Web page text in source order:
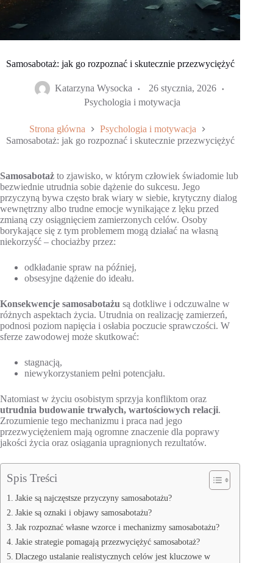
Samosabotaż: jak go rozpoznać i skutecznie przezwyciężyć
Katarzyna Wysocka
26 stycznia, 2026
Psychologia i motywacja
Strona główna
Psychologia i motywacja
Samosabotaż: jak go rozpoznać i skutecznie przezwyciężyć
Samosabotaż to zjawisko, w którym człowiek świadomie lub
bezwiednie utrudnia sobie dążenie do sukcesu. Jego
przyczyną bywa często brak wiary w siebie, krytyczny dialog
wewnętrzny albo trudne emocje wynikające z lęku przed
zmianą czy osiągnięciem zamierzonych celów. Osoby
borykające się z tym problemem mogą działać na własną
niekorzyść – chociażby przez:
odkładanie spraw na później,
obsesyjne dążenie do ideału.
Konsekwencje samosabotażu są dotkliwe i odczuwalne w
różnych aspektach życia. Utrudnia on realizację zamierzeń,
podnosi poziom napięcia i osłabia poczucie sprawczości. W
sferze zawodowej może skutkować:
stagnacją,
niewykorzystaniem pełni potencjału.
Natomiast w życiu osobistym sprzyja konfliktom oraz
utrudnia budowanie trwałych, wartościowych relacji.
Zrozumienie tego mechanizmu i praca nad jego
przezwyciężeniem mają ogromne znaczenie dla poprawy
jakości życia oraz osiągania upragnionych rezultatów.
Spis Treści
Jakie są najczęstsze przyczyny samosabotażu?
Jakie są oznaki i objawy samosabotażu?
Jak rozpoznać własne wzorce i mechanizmy samosabotażu?
Jakie strategie pomagają przezwyciężyć samosabotaż?
Dlaczego ustalanie realistycznych celów jest kluczowe w